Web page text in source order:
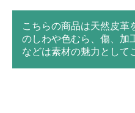
こちらの商品は天然皮革
のしわや色むら、傷、加
などは素材の魅力として